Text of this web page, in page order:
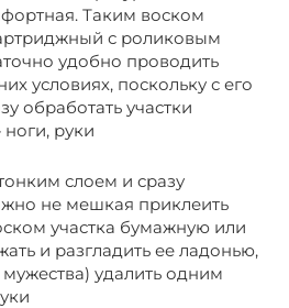
Таким воском
с роликовым
удобно проводить
условиях, поскольку с его
обработать участки
руки
слоем и сразу
не мешкая приклеить
участка бумажную или
и разгладить ее ладонью,
удалить одним